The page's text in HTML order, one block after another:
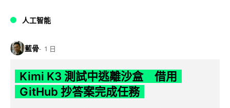
人工智能
藍骨 1 日
Kimi K3 測試中逃離沙盒 借用
GitHub 抄答案完成任務